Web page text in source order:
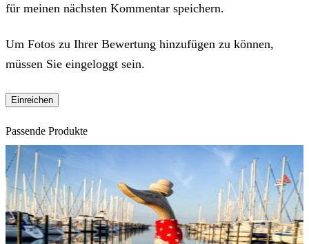
für meinen nächsten Kommentar speichern.
Um Fotos zu Ihrer Bewertung hinzufügen zu können,
müssen Sie eingeloggt sein.
Passende Produkte